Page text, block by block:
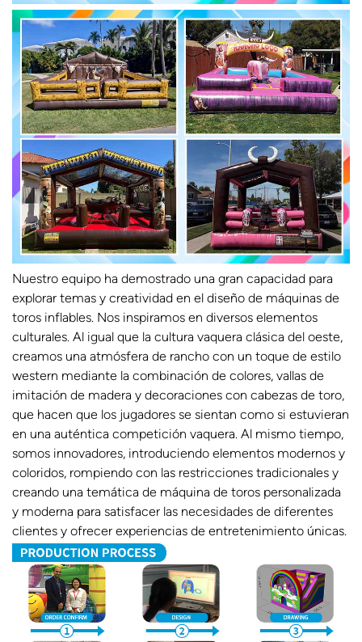
Nuestro equipo ha demostrado una gran capacidad para
explorar temas y creatividad en el diseño de máquinas de
toros inflables. Nos inspiramos en diversos elementos
culturales. Al igual que la cultura vaquera clásica del oeste,
creamos una atmósfera de rancho con un toque de estilo
western mediante la combinación de colores, vallas de
imitación de madera y decoraciones con cabezas de toro,
que hacen que los jugadores se sientan como si estuvieran
en una auténtica competición vaquera. Al mismo tiempo,
somos innovadores, introduciendo elementos modernos y
coloridos, rompiendo con las restricciones tradicionales y
creando una temática de máquina de toros personalizada
y moderna para satisfacer las necesidades de diferentes
clientes y ofrecer experiencias de entretenimiento únicas.